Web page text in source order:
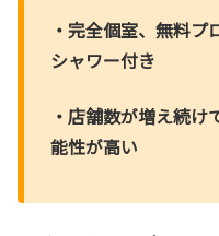
・完全個室、無料プ
シャワー付き
・店舗数が増え続
能性が高い